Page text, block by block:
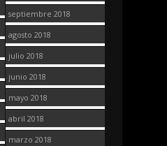
septiembre 2018
agosto 2018
julio 2018
junio 2018
mayo 2018
abril 2018
marzo 2018